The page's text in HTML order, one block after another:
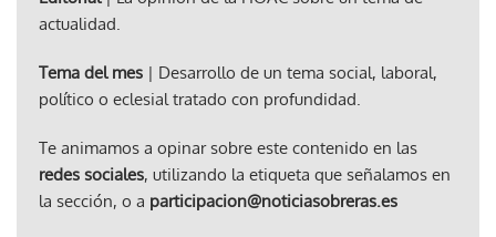
actualidad.
Tema del mes | Desarrollo de un tema social, laboral,
político o eclesial tratado con profundidad.
Te animamos a opinar sobre este contenido en las
redes sociales, utilizando la etiqueta que señalamos en
la sección, o a participacion@noticiasobreras.es